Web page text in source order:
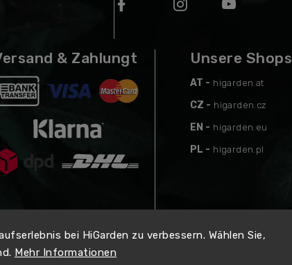
bei HiGarden zu verbessern. Wählen Sie,
Mehr Informationen
& Zahlungt Unsere Shops
AT - higarden.at
CZ - higarden.cz
EN - higarden.eu
PL - higarden.pl